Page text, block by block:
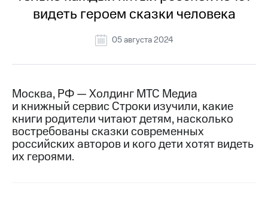
Руководство
информация
Контакты
Медиа-центр
Пресс-
релизы
МТС
МТС
о технологиях
видеть героем сказки человека
05 августа 2024
Москва, РФ — Холдинг МТС Медиа
и книжный сервис Строки изучили, какие
книги родители читают детям, насколько
востребованы сказки современных
российских авторов и кого дети хотят видеть
их героями.